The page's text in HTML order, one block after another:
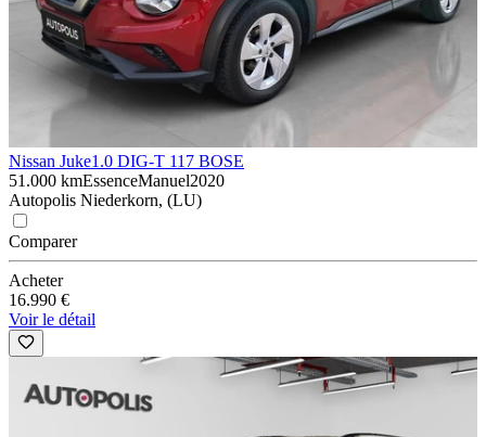
Nissan Juke1.0 DIG-T 117 BOSE
51.000 kmEssenceManuel2020
Autopolis Niederkorn, (LU)
Comparer
Acheter
16.990 €
Voir le détail